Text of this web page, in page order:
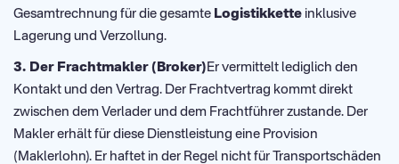
Gesamtrechnung für die gesamte Logistikkette inklusive
Lagerung und Verzollung.
3. Der Frachtmakler (Broker) Er vermittelt lediglich den
Kontakt und den Vertrag. Der Frachtvertrag kommt direkt
zwischen dem Verlader und dem Frachtführer zustande. Der
Makler erhält für diese Dienstleistung eine Provision
(Maklerlohn). Er haftet in der Regel nicht für Transportschäden